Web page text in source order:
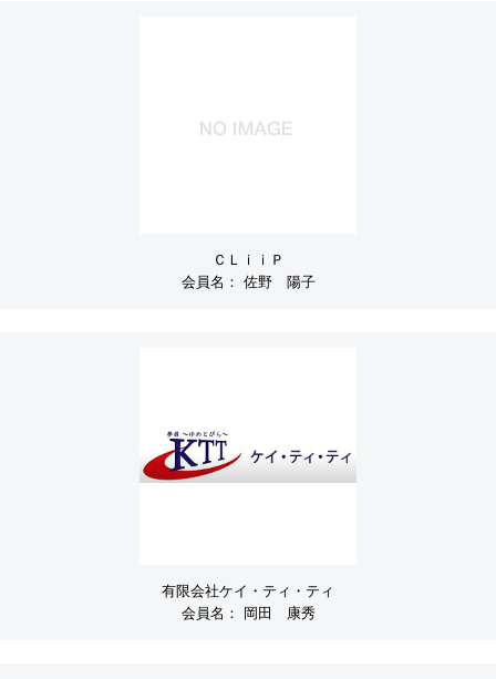
ＣＬｉｉＰ
会員名： 佐野 陽子
有限会社ケイ・ティ・ティ
会員名：
岡田 康秀